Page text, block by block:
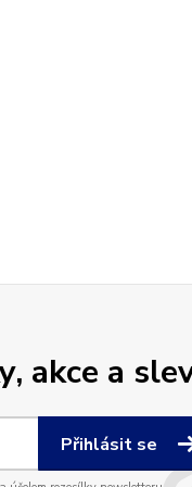
akce a
Přihlásit se